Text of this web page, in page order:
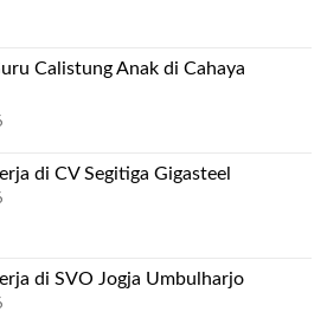
Calistung Anak di Cahaya
di CV Segitiga Gigasteel
di SVO Jogja Umbulharjo